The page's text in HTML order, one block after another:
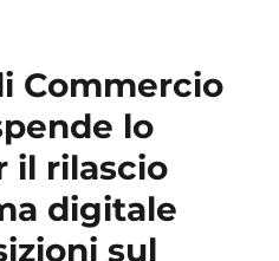
Commercio
lo
il rilascio
digitale
sul